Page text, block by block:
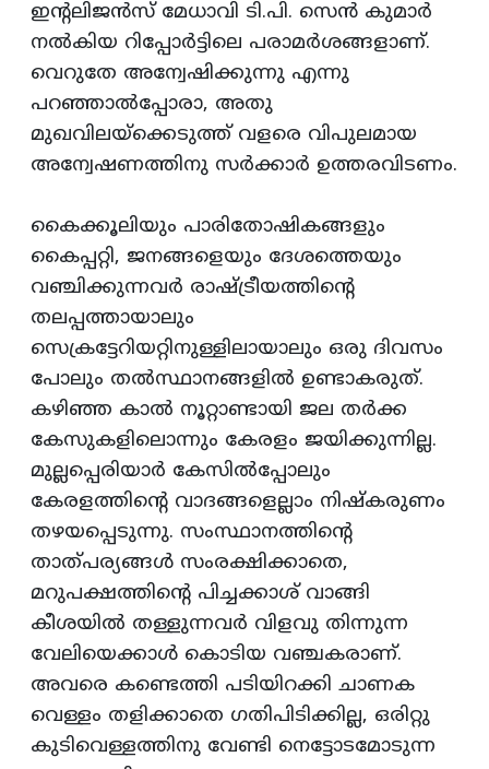
ഇന്‍റലിജന്‍സ്‌ മേധാവി ടി.പി. സെന്‍ കുമാര്‍
നല്‍കിയ റിപ്പോര്‍ട്ടിലെ പരാമര്‍ശങ്ങളാണ്‌.
വെറുതേ അന്വേഷിക്കുന്നു എന്നു
പറഞ്ഞാല്‍പ്പോരാ, അതു
മുഖവിലയ്‌ക്കെടുത്ത്‌ വളരെ വിപുലമായ
അന്വേഷണത്തിനു സര്‍ക്കാര്‍ ഉത്തരവിടണം.
കൈക്കൂലിയും പാരിതോഷികങ്ങളും
കൈപ്പറ്റി, ജനങ്ങളെയും ദേശത്തെയും
വഞ്ചിക്കുന്നവര്‍ രാഷ്ട്രീയത്തിന്‍റെ
തലപ്പത്തായാലും
സെക്രട്ടേറിയറ്റിനുള്ളിലായാലും ഒരു ദിവസം
പോലും തല്‍സ്ഥാനങ്ങളില്‍ ഉണ്ടാകരുത്‌.
കഴിഞ്ഞ കാല്‍ നൂറ്റാണ്ടായി ജല തര്‍ക്ക
കേസുകളിലൊന്നും കേരളം ജയിക്കുന്നില്ല.
മുല്ലപ്പെരിയാര്‍ കേസില്‍പ്പോലും
കേരളത്തിന്‍റെ വാദങ്ങളെല്ലാം നിഷ്‌കരുണം
തഴയപ്പെടുന്നു. സംസ്ഥാനത്തിന്‍റെ
താത്‌പര്യങ്ങള്‍ സംരക്ഷിക്കാതെ,
മറുപക്ഷത്തിന്‍റെ പിച്ചക്കാശ്‌ വാങ്ങി
കീശയില്‍ തള്ളുന്നവര്‍ വിളവു തിന്നുന്ന
വേലിയെക്കാള്‍ കൊടിയ വഞ്ചകരാണ്‌.
അവരെ കണ്ടെത്തി പടിയിറക്കി ചാണക
വെള്ളം തളിക്കാതെ ഗതിപിടിക്കില്ല, ഒരിറ്റു
കുടിവെള്ളത്തിനു വേണ്ടി നെട്ടോടമോടുന്ന